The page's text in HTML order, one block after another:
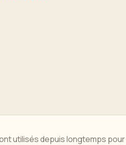
utilisés depuis longtemps